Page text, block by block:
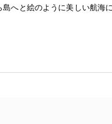
へと絵のように美しい航